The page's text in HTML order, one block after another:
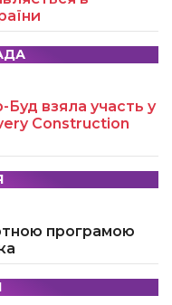
Буд взяла участь у
Construction
програмою